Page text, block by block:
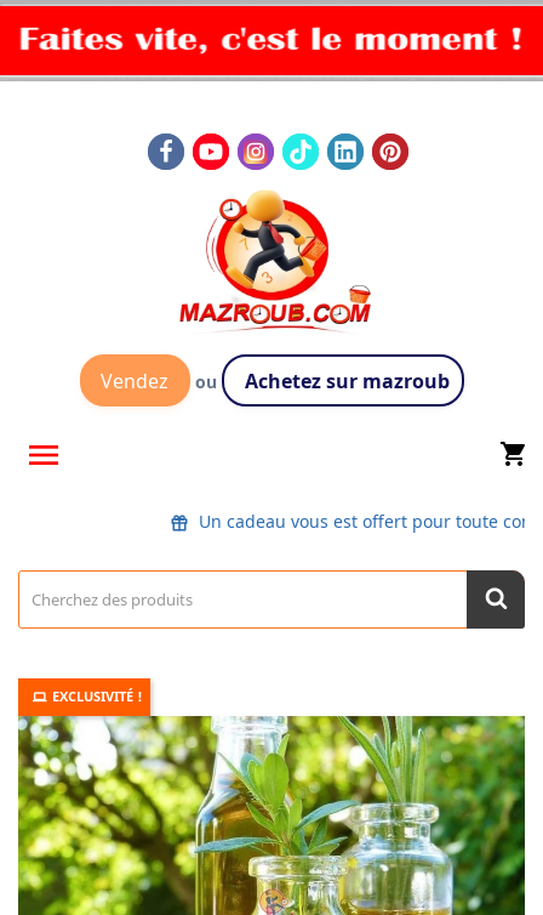
Vendez ou Achetez sur mazroub
 shopping_cart
Un cadeau vous est offert pour toute
EXCLUSIVITÉ !